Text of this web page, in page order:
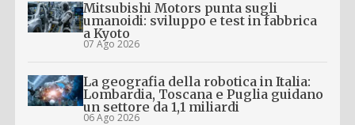
Mitsubishi Motors punta sugli
umanoidi: sviluppo e test in fabbrica
a Kyoto
07 Ago 2026
La geografia della robotica in Italia:
Lombardia, Toscana e Puglia guidano
un settore da 1,1 miliardi
06 Ago 2026